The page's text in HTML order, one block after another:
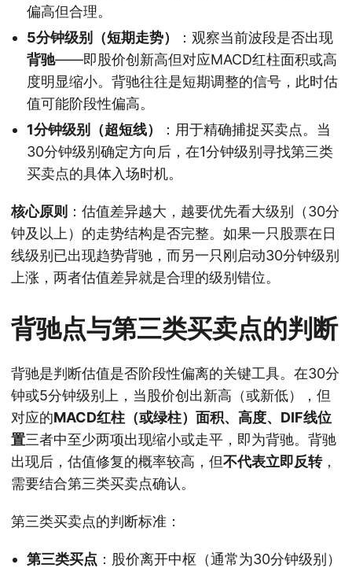
偏高但合理。
5分钟级别（短期走势）
：观察当前波段是否出现
背驰——即股价创新高但对应MACD红柱面积或高
度明显缩小。背驰往往是短期调整的信号，此时估
值可能阶段性偏高。
1分钟级别（超短线）
：用于精确捕捉买卖点。当
30分钟级别确定方向后，在1分钟级别寻找第三类
买卖点的具体入场时机。
核心原则 ：估值差异越大，越要优先看大级别（30分
钟及以上）的走势结构是否完整。如果一只股票在日
线级别已出现趋势背驰，而另一只刚启动30分钟级别
上涨，两者估值差异就是合理的级别错位。
背驰点与第三类买卖点的判断
背驰是判断估值是否阶段性偏离的关键工具。在30分
钟或5分钟级别上，当股价创出新高（或新低），但
对应的MACD红柱（或绿柱）面积、高度、DIF线位
置三者中至少两项出现缩小或走平，即为背驰。背驰
出现后，估值修复的概率较高，但不代表立即反转，
需要结合第三类买卖点确认。
第三类买卖点的判断标准：
第三类买点 ：股价离开中枢（通常为30分钟级别）